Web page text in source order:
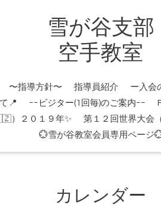
雪が谷支部
空手教室
〜指導方針〜 指導員紹介 ー入会
📍 ｰｰビジター(1回毎)のご案内ｰｰ
）２０１９年✨
第１２回世界大会
💮雪が谷教室会員専用ページ
カレンダー